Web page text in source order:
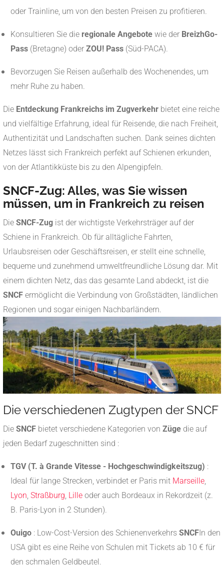
oder Trainline, um von den besten Preisen zu profitieren.
Konsultieren Sie die regionale Angebote wie der BreizhGo-
Pass (Bretagne) oder ZOU! Pass (Süd-PACA).
Bevorzugen Sie Reisen außerhalb des Wochenendes, um
mehr Ruhe zu haben.
Die Entdeckung Frankreichs im Zugverkehr bietet eine reiche
und vielfältige Erfahrung, ideal für Reisende, die nach Freiheit,
Authentizität und Landschaften suchen. Dank seines dichten
Netzes lässt sich Frankreich perfekt auf Schienen erkunden,
von der Atlantikküste bis zu den Alpengipfeln.
SNCF-Zug: Alles, was Sie wissen
müssen, um in Frankreich zu reisen
Die SNCF-Zug ist der wichtigste Verkehrsträger auf der
Schiene in Frankreich. Ob für alltägliche Fahrten,
Urlaubsreisen oder Geschäftsreisen, er stellt eine schnelle,
bequeme und zunehmend umweltfreundliche Lösung dar. Mit
einem dichten Netz, das das gesamte Land abdeckt, ist die
SNCF ermöglicht die Verbindung von Großstädten, ländlichen
Regionen und sogar einigen Nachbarländern.
Die verschiedenen Zugtypen der SNCF
Die SNCF bietet verschiedene Kategorien von Züge die auf
jeden Bedarf zugeschnitten sind :
TGV (T. à Grande Vitesse - Hochgeschwindigkeitszug) :
Ideal für lange Strecken, verbindet er Paris mit Marseille,
Lyon, Straßburg, Lille oder auch Bordeaux in Rekordzeit (z.
B. Paris-Lyon in 2 Stunden).
Ouigo : Low-Cost-Version des Schienenverkehrs SNCFIn den
USA gibt es eine Reihe von Schulen mit Tickets ab 10 € für
den schmalen Geldbeutel.